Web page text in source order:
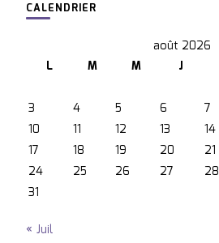
CALENDRIER
août 2026
L
M M J
3
4 5 6 7
10
11 12 13 14
17
18 19 20 21
24
25 26 27 28
31
« Juil